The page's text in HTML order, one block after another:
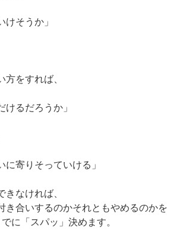
けそうか」
方をすれば、
けるだろうか」
に寄りそっていける」
きなければ、
き合いするのかそれともやめるのかを
に「スパッ」決めます。